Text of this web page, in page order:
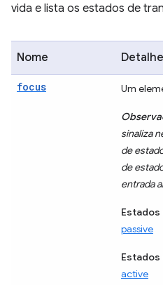
vida e lista os estados de
Nome
focus Um
sinaliza
de
de
entrada
passive
active